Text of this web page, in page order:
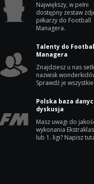
Największy, w pełni
dostępny zestaw
piłkarzy do Football
Managera.
Talenty do
Managera
Znajdziesz u nas
nazwisk
Sprawdź je
Polska baza
dyskusja
Masz uwagi do
wykonania
lub 1. ligi? Napisz